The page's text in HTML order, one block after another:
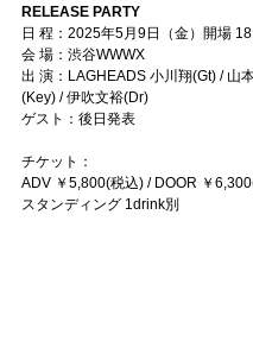
RELEASE PARTY
日 程：2025年5月9日（金）開場
会 場：渋谷WWWX
出 演：LAGHEADS 小川翔(Gt) / 山
(Key) / 伊吹文裕(Dr)
ゲスト：後日発表
チケット：
ADV ￥5,800(税込) / DOOR ￥
スタンディング 1drink別